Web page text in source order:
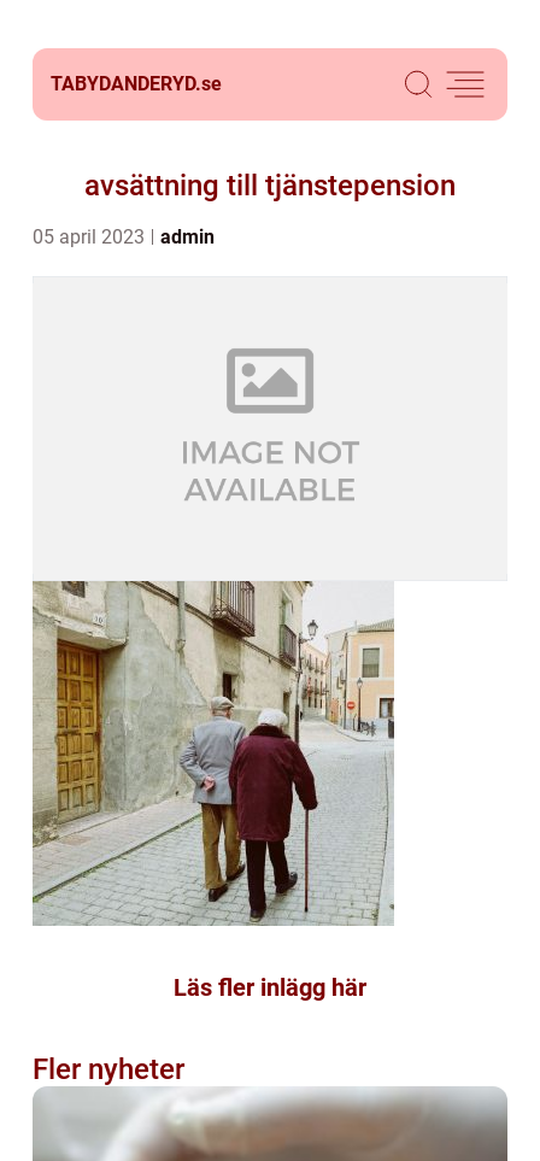
TABYDANDERYD.se
avsättning till tjänstepension
05 april 2023 admin
Läs fler inlägg här
Fler nyheter